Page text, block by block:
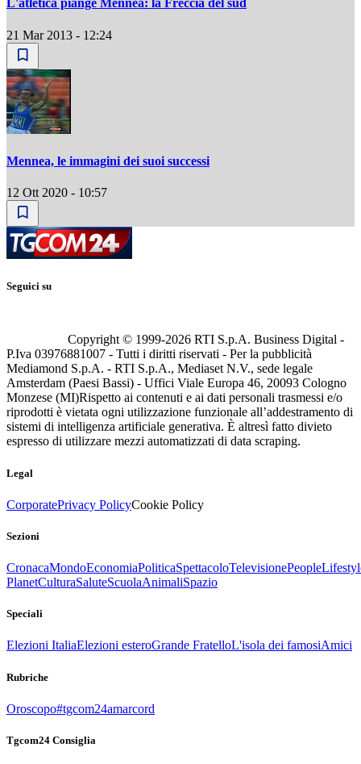
L'atletica piange Mennea: la Freccia del sud
21 Mar 2013 - 12:24
Mennea, le immagini dei suoi successi
12 Ott 2020 - 10:57
Seguici su
Copyright © 1999-2026 RTI S.p.A. Business Digital -
P.Iva 03976881007 - Tutti i diritti riservati - Per la pubblicità
Mediamond S.p.A. - RTI S.p.A., Mediaset N.V., sede legale
Amsterdam (Paesi Bassi) - Uffici Viale Europa 46, 20093 Cologno
Monzese (MI)Rispetto ai contenuti e ai dati personali trasmessi e/o
riprodotti è vietata ogni utilizzazione funzionale all’addestramento di
sistemi di intelligenza artificiale generativa. È altresì fatto divieto
espresso di utilizzare mezzi automatizzati di data scraping.
Legal
CorporatePrivacy PolicyCookie Policy
Sezioni
CronacaMondoEconomiaPoliticaSpettacoloTelevisionePeople
PlanetCulturaSaluteScuolaAnimaliSpazio
Speciali
Elezioni ItaliaElezioni esteroGrande FratelloL'isola dei famosiAmici
Rubriche
Oroscopo#tgcom24amarcord
Tgcom24 Consiglia